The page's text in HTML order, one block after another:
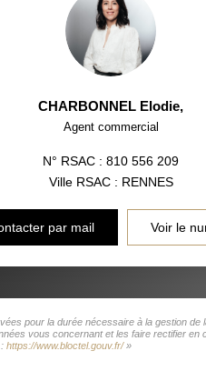
CHARBONNEL Elodie,
Agent commercial
N° RSAC : 810 556 209
Ville RSAC : RENNES
par mail Voir le
pour la durée nécessaire à la gestion de
vous concernant et les faire rectifier en
https://www.bloctel.gouv.fr/»